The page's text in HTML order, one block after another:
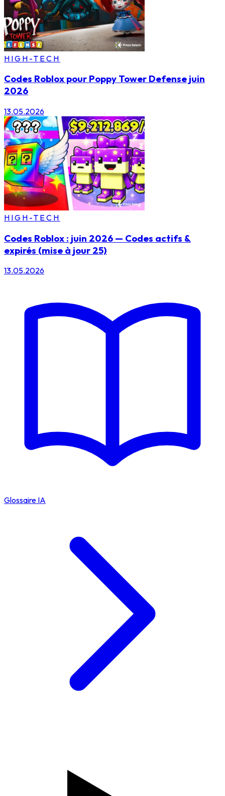
HIGH-TECH
Codes Roblox pour Poppy Tower Defense juin
2026
13.05.2026
HIGH-TECH
Codes Roblox : juin 2026 — Codes actifs &
expirés (mise à jour 25)
13.05.2026
Glossaire IA